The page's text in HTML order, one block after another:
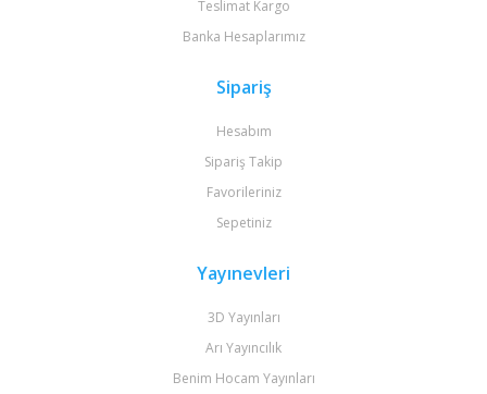
Teslimat Kargo
Banka Hesaplarımız
Sipariş
Hesabım
Sipariş Takip
Favorileriniz
Sepetiniz
Yayınevleri
3D Yayınları
Arı Yayıncılık
Benim Hocam Yayınları